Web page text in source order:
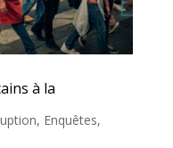
à la
, Enquêtes,